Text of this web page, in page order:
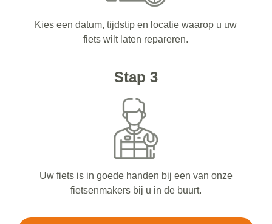
Kies een datum, tijdstip en locatie waarop u uw
fiets wilt laten repareren.
Stap 3
Uw fiets is in goede handen bij een van onze
fietsenmakers bij u in de buurt.